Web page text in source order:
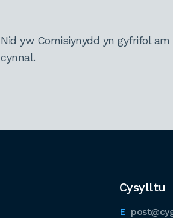
Nid yw Comisiynydd yn gyfrifol
cynnal.
Cysylltu